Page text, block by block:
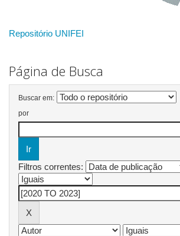
Repositório UNIFEI
Página de Busca
Buscar em:
por
Filtros correntes: